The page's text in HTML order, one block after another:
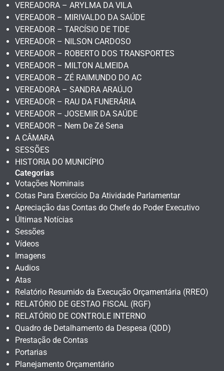
VEREADORA – ARYLMA DA VILA
VEREADOR – MIRIVALDO DA SAÚDE
VEREADOR – TARCÍSIO DE TIDE
VEREADOR – NILSON CARDOSO
VEREADOR – ROBERTO DOS TRANSPORTES
VEREADOR – MILTON ALMEIDA
VEREADOR – ZÉ RAIMUNDO DO AC
VEREADORA – SANDRA ARAÚJO
VEREADOR – RAU DA FUNERÁRIA
VEREADOR – JOSEMIR DA SAÚDE
VEREADOR – Nem De Zé Sena
A CÂMARA
SESSÕES
HISTORIA DO MUNICÍPIO
Categorias
Votações Nominais
Cotas Para Exercício Da Atividade Parlamentar
Apreciação das Contas do Chefe do Poder Executivo
Últimas Notícias
Sessões
Vídeos
Imagens
Audios
Atas
Relatório Resumido da Execução Orçamentária (RREO)
RELATÓRIO DE GESTAO FISCAL (RGF)
RELATÓRIO DE CONTROLE INTERNO
Quadro de Detalhamento da Despesa (QDD)
Prestação de Contas
Portarias
Planejamento Orçamentário